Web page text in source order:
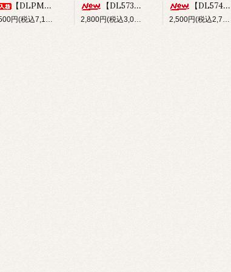
【DLPM-OP02】Rear LinkSus for DLPM
6,500円(税込7,150円)
【DL573】バンパー&フロントボディマウントセット(for Re-R HYBRID)
2,800円(税込3,080円)
【DL574】ショートバッテリーホルダー(for Re-R HYBRID)
2,500円(税込2,750円)